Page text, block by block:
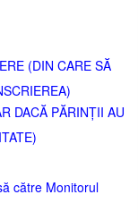
(DIN CARE SĂ
DACĂ PĂRINȚII AU
către Monitorul